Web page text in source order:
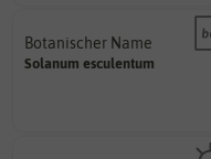
Botanischer Name
Solanum esculentum
Namen zur eindeutigen
Bestimmung der Pflanze.